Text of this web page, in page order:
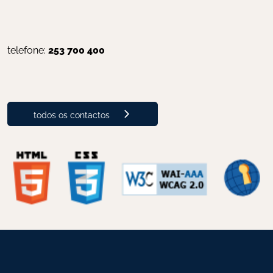
telefone: 253 700 400
todos os contactos